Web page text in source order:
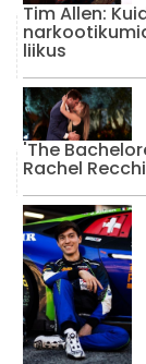
Tim Allen:
liikus
'The
Rachel